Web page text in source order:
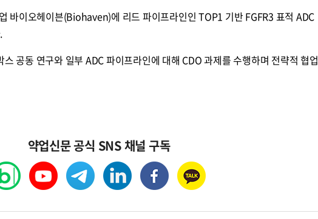
바이오헤이븐(Biohaven)에 리드 파이프라인인 TOP1 기반 FGFR3 표적 ADC
공동 연구와 일부 ADC 파이프라인에 대해 CDO 과제를 수행하며 전략적 협업
약업신문 공식 SNS 채널 구독